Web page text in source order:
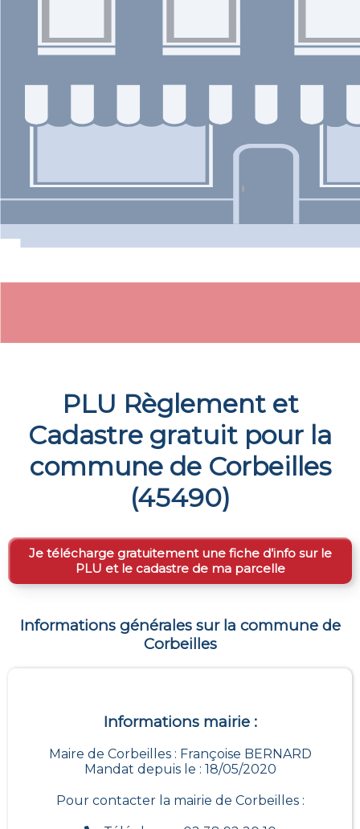
PLU Règlement et
Cadastre gratuit pour la
commune de Corbeilles
(45490)
Je télécharge gratuitement une fiche d’info sur le
PLU et le cadastre de ma parcelle
Informations générales sur la commune de
Corbeilles
Informations mairie :
Maire de Corbeilles : Françoise BERNARD
Mandat depuis le : 18/05/2020
Pour contacter la mairie de Corbeilles: